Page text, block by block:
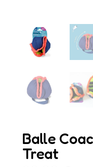
Balle
Treat